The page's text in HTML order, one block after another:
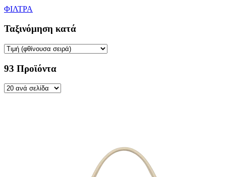
ΦΙΛΤΡΑ
Ταξινόμηση κατά
93 Προϊόντα